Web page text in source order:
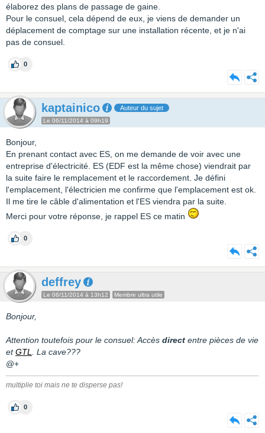
élaborez des plans de passage de gaine.
Pour le consuel, cela dépend de eux, je viens de demander un
déplacement de comptage sur une installation récente, et je n'ai
pas de consuel.
0
kaptainico Auteur du sujet
Le 06/11/2014 à 09h19
Bonjour,
En prenant contact avec ES, on me demande de voir avec une
entreprise d'électricité. ES (EDF est la même chose) viendrait par
la suite faire le remplacement et le raccordement. Je défini
l'emplacement, l'électricien me confirme que l'emplacement est ok.
Il me tire le câble d'alimentation et l'ES viendra par la suite.
Merci pour votre réponse, je rappel ES ce matin
0
deffrey
Le 06/11/2014 à 13h12 Membre ultra utile
Bonjour,
Attention toutefois pour le consuel: Accès direct entre pièces de vie
etGTL
. La cave???
@+
multiplie toi mais ne te disperse pas!
0